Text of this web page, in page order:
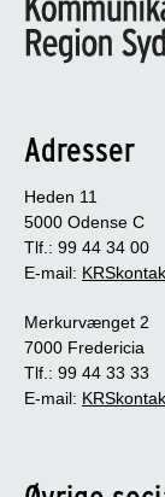
Adresser
Heden 11
5000 Odense C
Tlf.: 99 44 34 00
E-mail:
Merkurvænget 2
7000 Fredericia
Tlf.: 99 44 33 33
E-mail: